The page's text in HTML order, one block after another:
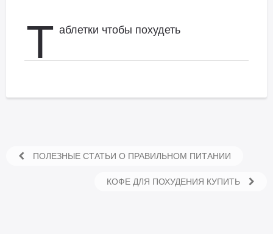
Т аблетки чтобы похудеть
ПОЛЕЗНЫЕ СТАТЬИ О ПРАВИЛЬНОМ ПИТАНИИ
КОФЕ ДЛЯ ПОХУДЕНИЯ КУПИТЬ